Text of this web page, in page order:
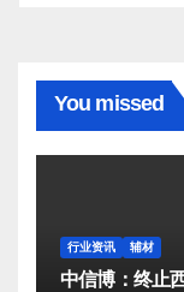
You missed
行业资讯 辅材
中信博：终止